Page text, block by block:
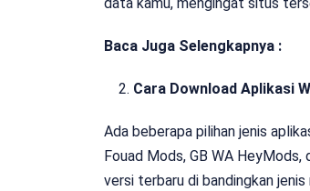
data kamu, mengingat situs
Baca Juga Selengkapnya :
Cara Download Aplikasi
Ada beberapa pilihan jenis
Fouad Mods, GB WA
versi terbaru di bandingkan